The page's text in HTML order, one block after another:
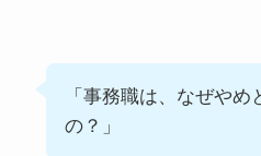
「事務職は、なぜや
の？」